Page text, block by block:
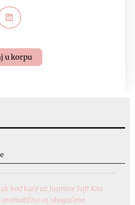
u korpu
kod kuće uz Jasmine Soft Kiss
so, obogaćena